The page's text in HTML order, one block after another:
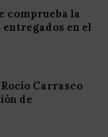
comprueba la
en el
Carrasco
de